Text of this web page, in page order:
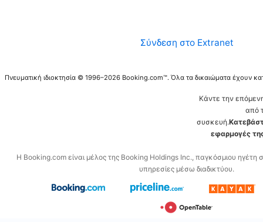
Σύνδεση στο Extranet
Πνευματική ιδιοκτησία © 1996–2026 Booking.com™. Όλα τα δικαιώματα έχουν
Κάντε την
από
συσκευή.
εφαρμογές
Η Booking.com είναι μέλος της Booking Holdings Inc., παγκόσμιου ηγέτη
υπηρεσίες μέσω διαδικτύου.